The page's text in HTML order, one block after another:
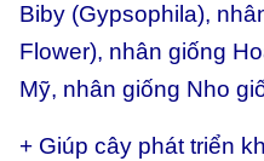
Biby (Gypsophila),
Flower), nhân giống
Mỹ, nhân giống Nho
+ Giúp cây phát triển